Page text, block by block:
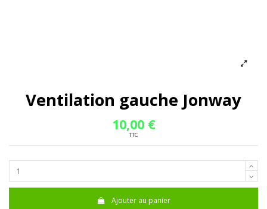
Ventilation gauche Jonway
10,00 €
TTC
Ajouter au panier